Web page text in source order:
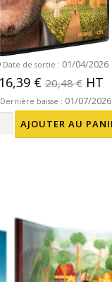
Date de sortie : 01/04/2026
16,39 €20,48 €HT
Dernière baisse : 01/07/2026